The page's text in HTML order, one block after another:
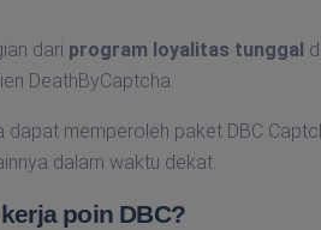
dari program loyalitas tunggal
DeathByCaptcha.
dapat memperoleh paket DBC
dalam waktu dekat.
poin DBC?